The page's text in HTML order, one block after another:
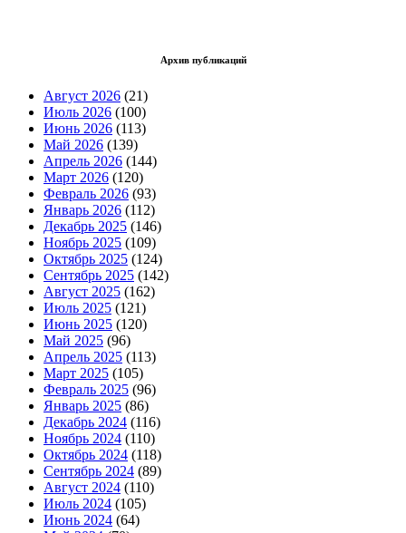
Архив публикаций
Август 2026 (21)
Июль 2026 (100)
Июнь 2026 (113)
Май 2026 (139)
Апрель 2026 (144)
Март 2026 (120)
Февраль 2026 (93)
Январь 2026 (112)
Декабрь 2025 (146)
Ноябрь 2025 (109)
Октябрь 2025 (124)
Сентябрь 2025 (142)
Август 2025 (162)
Июль 2025 (121)
Июнь 2025 (120)
Май 2025 (96)
Апрель 2025 (113)
Март 2025 (105)
Февраль 2025 (96)
Январь 2025 (86)
Декабрь 2024 (116)
Ноябрь 2024 (110)
Октябрь 2024 (118)
Сентябрь 2024 (89)
Август 2024 (110)
Июль 2024 (105)
Июнь 2024 (64)